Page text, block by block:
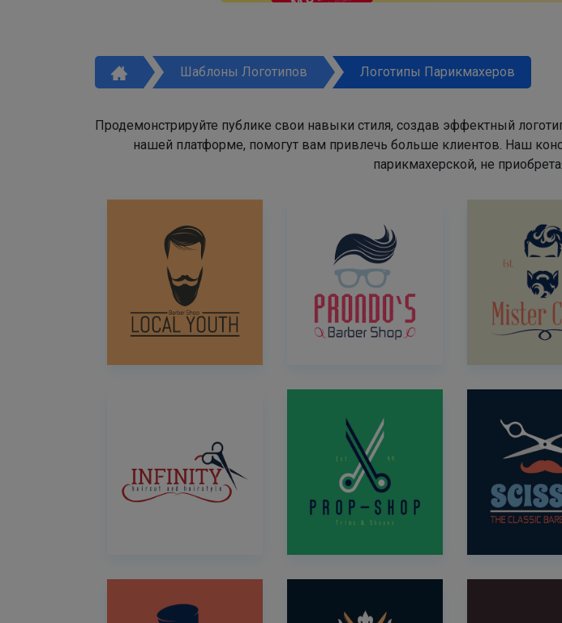
Шаблоны Логотипов Логотипы Парикмахеров
Продемонстрируйте публике свои навыки стиля, создав эффектный
нашей платформе, помогут вам привлечь больше клиентов. Наш
парикмахерской, не